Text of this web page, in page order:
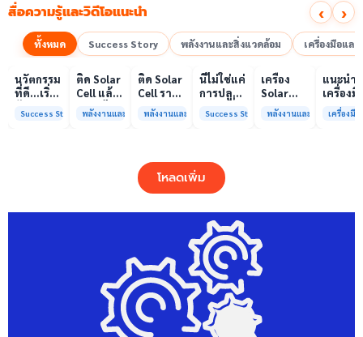
สื่อความรู้และวิดีโอแนะนำ ‹ ›
ทั้งหมด Success Story พลังงานและสิ่งแวดล้อม เครื่องมือแล
00:10
นวัตกรรม
ที่ดี…เริ่ม
ความร่วม
Success Story
00:10
ติด Solar
Cell แล้ว
ลดค่าไฟ
ได้จริง
พลังงานและสิ่งแวดล้อม
00:08
ติด Solar
Cell ราคา
แพง แต่
ค่าไฟ
พลังงานและสิ่งแวดล้อม
เล่นวิดีโอ
นี่ไม่ใช่แค่
การปลูก
คือการ
ให้ป่า
ต้นน้ำและ
ชุมชน
Success Story
เครื่อง
Solar
Simulator
มาตรฐาน
บริการ
พลังงานและสิ่งแวดล้อม
เล่
01:00
แนะนำ
เครื่องมื
วิเคราะ
ทดสอบ
และสิ่ง
เครื่องมื
โหลดเพิ่ม